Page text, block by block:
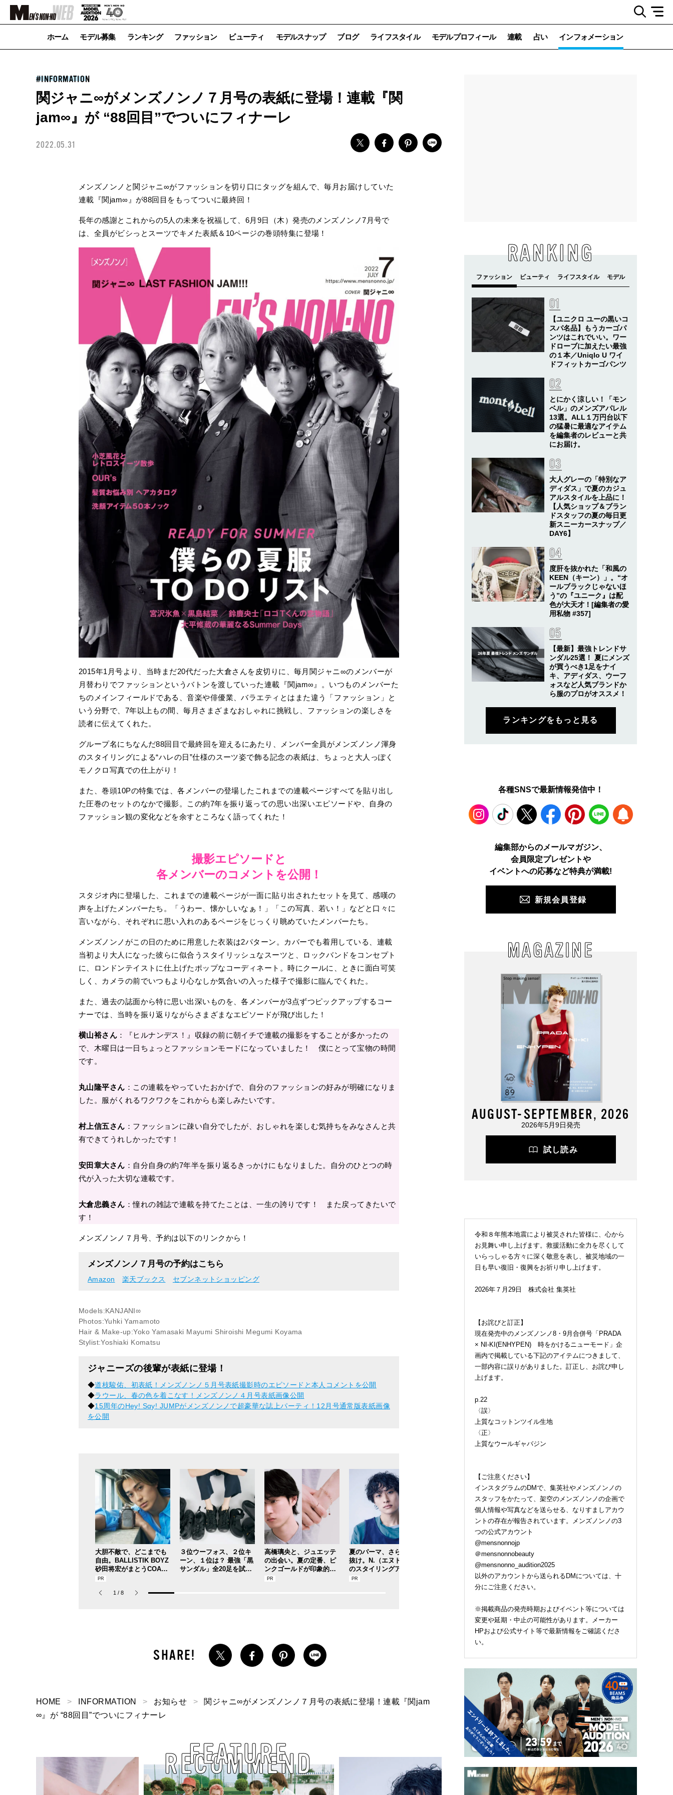
ホーム モデル募集 ランキング ファッション ビューティ モデルスナップ ブログ ライフスタイル モデルプロフィール 連載 占い インフォメーション
INFORMATION
関ジャニ∞がメンズノンノ７月号の表紙に登場！連載『関
jam∞』が “88回目”でついにフィナーレ
2022.05.31
メンズノンノと関ジャニ∞がファッションを切り口にタッグを組んで、毎月お届けしていた
連載『関jam∞』が88回目をもってついに最終回！
長年の感謝とこれからの5人の未来を祝福して、6月9日（木）発売のメンズノンノ7月号で
は、全員がビシっとスーツでキメた表紙＆10ページの巻頭特集に登場！
2015年1月号より、当時まだ20代だった大倉さんを皮切りに、毎月関ジャニ∞のメンバーが
月替わりでファッションというバトンを渡していった連載『関jam∞』。いつものメンバーた
ちのメインフィールドである、音楽や俳優業、バラエティとはまた違う「ファッション」と
いう分野で、7年以上もの間、毎月さまざまなおしゃれに挑戦し、ファッションの楽しさを
読者に伝えてくれた。
グループ名にちなんだ88回目で最終回を迎えるにあたり、メンバー全員がメンズノンノ渾身
のスタイリングによる“ハレの日”仕様のスーツ姿で飾る記念の表紙は、ちょっと大人っぽく
モノクロ写真での仕上がり！
また、巻頭10Pの特集では、各メンバーの登場したこれまでの連載ページすべてを貼り出し
た圧巻のセットのなかで撮影。この約7年を振り返っての思い出深いエピソードや、自身の
ファッション観の変化などを余すところなく語ってくれた！
撮影エピソードと
各メンバーのコメントを公開！
スタジオ内に登場した、これまでの連載ページが一面に貼り出されたセットを見て、感嘆の
声を上げたメンバーたち。「うわー、懐かしいなぁ！」「この写真、若い！」などと口々に
言いながら、それぞれに思い入れのあるページをじっくり眺めていたメンバーたち。
メンズノンノがこの日のために用意した衣装は2パターン。カバーでも着用している、連載
当初より大人になった彼らに似合うスタイリッシュなスーツと、ロックバンドをコンセプト
に、ロンドンテイストに仕上げたポップなコーディネート。時にクールに、ときに面白可笑
しく、カメラの前でいつもより心なしか気合いの入った様子で撮影に臨んでくれた。
また、過去の誌面から特に思い出深いものを、各メンバーが3点ずつピックアップするコー
ナーでは、当時を振り返りながらさまざまなエピソードが飛び出した！
横山裕さん ：『ヒルナンデス！』収録の前に朝イチで連載の撮影をすることが多かったの
で、木曜日は一日ちょっとファッションモードになっていました！ 僕にとって宝物の時間
です。
丸山隆平さん ：この連載をやっていたおかげで、自分のファッションの好みが明確になりま
した。服がくれるワクワクをこれからも楽しみたいです。
村上信五さん ：ファッションに疎い自分でしたが、おしゃれを楽しむ気持ちをみなさんと共
有できてうれしかったです！
安田章大さん ：自分自身の約7年半を振り返るきっかけにもなりました。自分のひとつの時
代が入った大切な連載です。
大倉忠義さん ：憧れの雑誌で連載を持てたことは、一生の誇りです！ また戻ってきたいで
す！
メンズノンノ７月号、予約は以下のリンクから！
メンズノンノ７月号の予約はこちら
Amazon 楽天ブックス セブンネットショッピング
Models:KANJANI∞
Photos:Yuhki Yamamoto
Hair & Make-up:Yoko Yamasaki Mayumi Shiroishi Megumi Koyama
Stylist:Yoshiaki Komatsu
ジャニーズの後輩が表紙に登場！
◆道枝駿佑、初表紙！メンズノンノ５月号表紙撮影時のエピソードと本人コメントを公開
◆ラウール、春の色を着こなす！メンズノンノ４月号表紙画像公開
◆15周年のHey! Sɑy! JUMPがメンズノンノで超豪華な誌上パーティ！12月号通常版表紙画像
を公開
大胆不敵で、どこまでも
自由。BALLISTIK BOYZ
砂田将宏がまとうCOACH
の新作フレグランス「コ
パルファム」
３位ウーフォス、２位キ
ーン、１位は？ 最強「黒
サンダル」全20足を試着
高橋璃央と、ジュエッテ
の出会い。夏の定番、ピ
ンクゴールドが印象的な“
SUMMER PINK”［meets
夏のパーマ、さらにあか
抜け。N.（エヌドット）
のスタイリングアイテム
で作る旬ヘアのテクニッ
この良さは“愛犬家”にし
ル」のお散歩バッグが便
利すぎて、ついつい語り
すぎた......。[編集者の愛
ロエベの新しい世界へよ
ストとレイヤードの先に
。装う喜び、明るいスピ
リット
レンガ倉庫で“入場無料
1 / 8
HOME INFORMATION お知らせ
関ジャニ∞がメンズノンノ７月号の表紙に登場！連載『関jam
∞』が “88回目”でついにフィナーレ
RECOMMEND
FEATURE
RANKING
【ユニクロ ユーの黒いコ
スパ名品】もうカーゴパ
ンツはこれでいい。ワー
ドローブに加えたい最強
の１本／Uniqlo U ワイ
ドフィットカーゴパンツ
とにかく涼しい！「モン
ベル」のメンズアパレル
13選。ALL１万円台以下
の猛暑に最適なアイテム
を編集者のレビューと共
にお届け。
大人グレーの「特別なア
ディダス」で夏のカジュ
アルスタイルを上品に！
【人気ショップ＆ブラン
ドスタッフの夏の毎日更
新スニーカースナップ／
DAY6】
度肝を抜かれた「和風の
KEEN（キーン）」。“オ
ールブラックじゃないほ
う”の『ユニーク』は配
色が大天才！[編集者の愛
用私物 #357]
【最新】最強トレンドサ
ンダル25選！ 夏にメンズ
が買うべき1足をナイ
キ、アディダス、ウーフ
ォスなど人気ブランドか
ら服のプロがオススメ！
ランキングをもっと見る
各種SNSで最新情報発信中！
TikTok Facebook Pinterest LINE
編集部からのメールマガジン、
会員限定プレゼントや
イベントへの応募など特典が満載!
新規会員登録
MAGAZINE
AUGUST-SEPTEMBER, 2026
2026年5月9日発売
試し読み
令和８年熊本地震により被災された皆様に、心から
お見舞い申し上げます。救援活動に全力を尽くして
いらっしゃる方々に深く敬意を表し、被災地域の一
日も早い復旧・復興をお祈り申し上げます。
2026年７月29日 株式会社 集英社
【お詫びと訂正】
現在発売中のメンズノンノ8・9月合併号「PRADA
× NI-KI(ENHYPEN) 時をかけるニューモード」企
画内で掲載している下記のアイテムにつきまして、
一部内容に誤りがありました。訂正し、お詫び申し
上げます。
p.22
〈誤〉
上質なコットンツイル生地
〈正〉
上質なウールギャバジン
【ご注意ください】
インスタグラムのDMで、集英社やメンズノンノの
スタッフをかたって、架空のメンズノンノの企画で
個人情報や写真などを送らせる、なりすましアカウ
ントの存在が報告されています。メンズノンノの3
つの公式アカウント
@mensnonnojp
＠mensnonnobeauty
@mensnonno_audition2025
以外のアカウントから送られるDMについては、十
分にご注意ください。
※掲載商品の発売時期およびイベント等については
変更や延期・中止の可能性があります。メーカー
HPおよび公式サイト等で最新情報をご確認くださ
い。